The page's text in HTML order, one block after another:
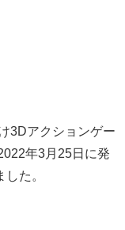
3Dアクションゲー
年3月25日に発
た。